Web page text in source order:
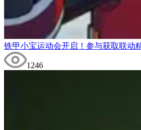
铁甲小宝运动会开启！参与获取联动
1246